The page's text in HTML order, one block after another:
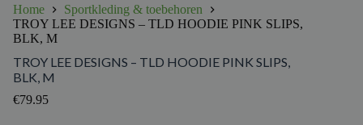
Home
Sportkleding & toebehoren
TROY LEE DESIGNS – TLD HOODIE PINK SLIPS,
BLK, M
TROY LEE DESIGNS – TLD HOODIE PINK SLIPS,
BLK, M
€79.95